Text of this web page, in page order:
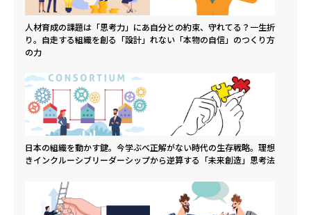
人材育成の課題は「思考力」にあ
り。自走する組織を創る「設計」
の力
自分との約束、守れてる？一生折
れない「本物の自信」のつくり方
日本の組織を動かす鍵。今学ぶべ
きインクルーシブリーダーシップ
正解がない時代の生存戦略。理想
から逆算する「未来創造」思考法